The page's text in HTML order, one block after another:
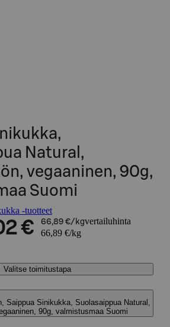
Natural,
vegaaninen, 90g,
Suomi
-tuotteet
€ 66,89 €/kgvertailuhinta
66,89 €/kg
Valitse toimitustapa
Saippua Sinikukka, Suolasaippua Natural,
90g, valmistusmaa Suomi